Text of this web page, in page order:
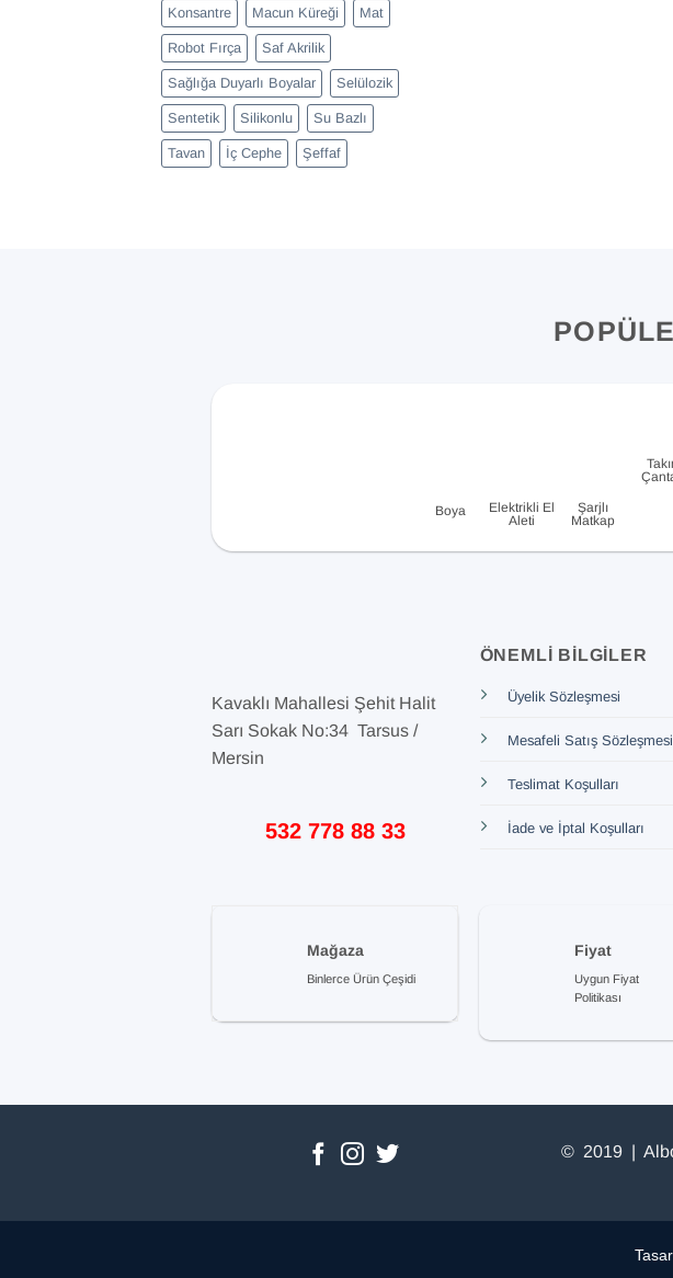
Konsantre Macun Küreği Mat
Robot Fırça Saf Akrilik
Sağlığa Duyarlı Boyalar Selülozik
Sentetik Silikonlu Su Bazlı
Tavan İç Cephe Şeffaf
Boya
Elektrikli El
Aleti
Şarjlı
Matkap
Kavaklı Mahallesi Şehit Halit
Sarı Sokak No:34 Tarsus /
Mersin
532 778 88 33
ÖNEMLI BILGILER
Üyelik Sözleşmesi
Mesafeli Satış Sözleşmesi
Teslimat Koşulları
İade ve İptal Koşulları
Mağaza
Binlerce Ürün Çeşidi
Fiyat
Uygun Fiyat
Politikası
© 2019 |